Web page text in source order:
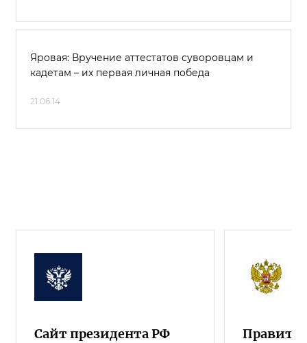
Яровая: Вручение аттестатов суворовцам и
кадетам – их первая личная победа
21.06.14
Сайт президента РФ